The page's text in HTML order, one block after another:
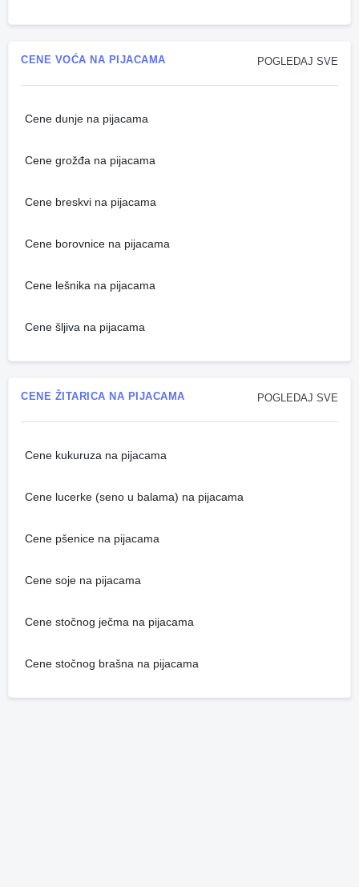
POGLEDAJ SVE
CENE VOĆA NA PIJACAMA
Cene dunje na pijacama
Cene grožđa na pijacama
Cene breskvi na pijacama
Cene borovnice na pijacama
Cene lešnika na pijacama
Cene šljiva na pijacama
POGLEDAJ SVE
CENE ŽITARICA NA PIJACAMA
Cene kukuruza na pijacama
Cene lucerke (seno u balama) na pijacama
Cene pšenice na pijacama
Cene soje na pijacama
Cene stočnog ječma na pijacama
Cene stočnog brašna na pijacama